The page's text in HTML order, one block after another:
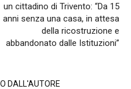
un cittadino di Trivento: “Da 15
anni senza una casa, in attesa
della ricostruzione e
abbandonato dalle Istituzioni”
DALL'AUTORE